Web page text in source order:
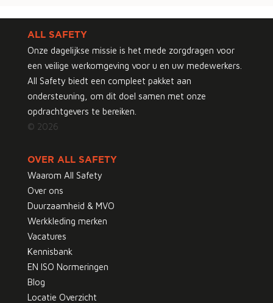
ALL SAFETY
Onze dagelijkse missie is het mede zorgdragen voor
een veilige werkomgeving voor u en uw medewerkers.
All Safety biedt een compleet pakket aan
ondersteuning, om dit doel samen met onze
opdrachtgevers te bereiken.
© 2026
OVER ALL SAFETY
Waarom All Safety
Over ons
Duurzaamheid & MVO
Werkkleding merken
Vacatures
Kennisbank
EN ISO Normeringen
Blog
Locatie Overzicht